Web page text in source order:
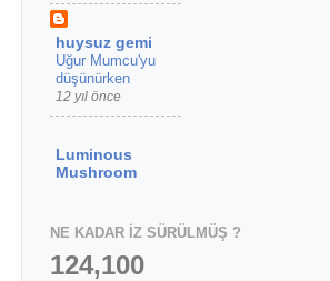
huysuz gemi
Uğur Mumcu'yu
düşünürken
12 yıl önce
Luminous
Mushroom
NE KADAR İZ SÜRÜLMÜŞ ?
124,100